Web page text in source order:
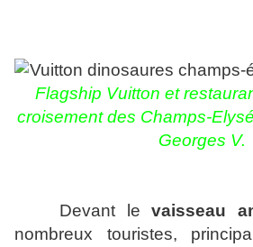
Flagship Vuitton et
croisement des Champs-
Georges V.
Devant levaisseau
nombreux touristes,